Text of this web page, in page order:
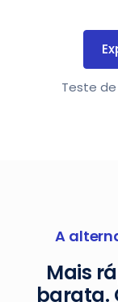
Teste
A
Mais
barata.